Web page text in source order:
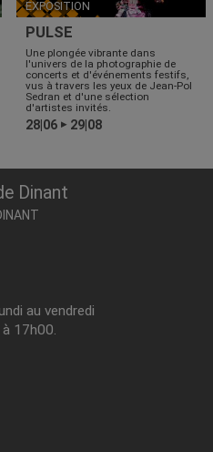
EXPOSITION
PULSE
Une plongée vibrante dans
l'univers de la photographie de
concerts et d'événements festifs,
vus à travers les yeux de Jean-Pol
Sedran et d'une sélection
d'artistes invités.
28|06 ▶ 29|08
Dinant
au vendredi
17h00.